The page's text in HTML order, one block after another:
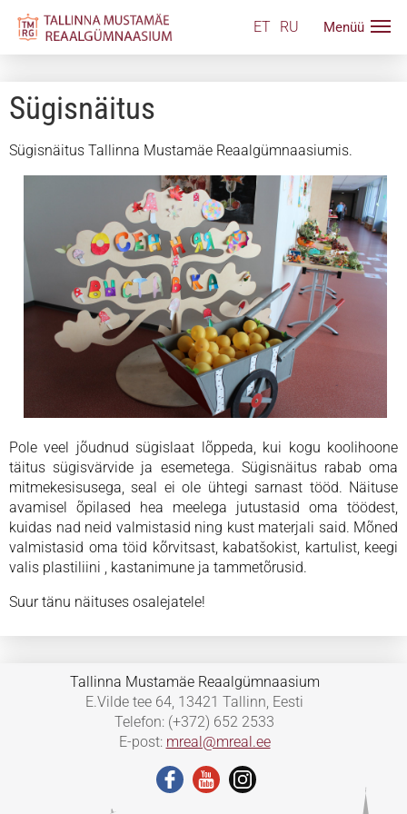
ET RU
Sügisnäitus
Sügisnäitus Tallinna Mustamäe Reaalgümnaasiumis.
Pole veel jõudnud sügislaat lõppeda, kui kogu koolihoone
täitus sügisvärvide ja esemetega. Sügisnäitus rabab oma
mitmekesisusega, seal ei ole ühtegi sarnast tööd. Näituse
avamisel õpilased hea meelega jutustasid oma töödest,
kuidas nad neid valmistasid ning kust materjali said. Mõned
valmistasid oma töid kõrvitsast, kabatšokist, kartulist, keegi
valis plastiliini , kastanimune ja tammetõrusid.
Suur tänu näituses osalejatele!
Tallinna Mustamäe Reaalgümnaasium
E.Vilde tee 64, 13421 Tallinn, Eesti
Telefon: (+372) 652 2533
E-post: mreal@mreal.ee